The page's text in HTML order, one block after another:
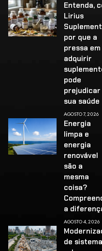
Entenda,
Lirius
por que a
pressa em
adquirir
pode
prejudicar
sua
AGOSTO 7, 2026
Energia
limpa e
energia
renovável
são a
mesma
coisa?
a
AGOSTO 4, 2026
de